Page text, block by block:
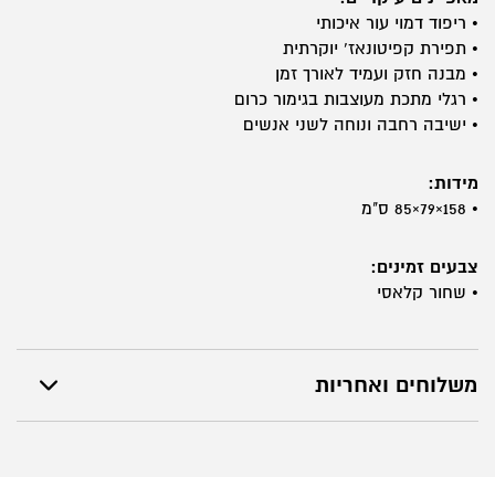
• ריפוד דמוי עור איכותי
• תפירת קפיטונאז’ יוקרתית
• מבנה חזק ועמיד לאורך זמן
• רגלי מתכת מעוצבות בגימור כרום
• ישיבה רחבה ונוחה לשני אנשים
מידות:
• 158×79×85 ס"מ
צבעים זמינים:
• שחור קלאסי
משלוחים ואחריות